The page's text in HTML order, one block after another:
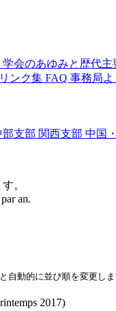
学会のあゆみと歴代主
リンク集 FAQ 事務局よ
部支部 関西支部 中国
います。
an.
自動的に並び順を変更しま
2017)